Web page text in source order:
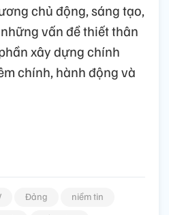
chủ động, sáng tạo,
vấn đề thiết thân
xây dựng chính
chính, hành động và
Đảng
niềm tin